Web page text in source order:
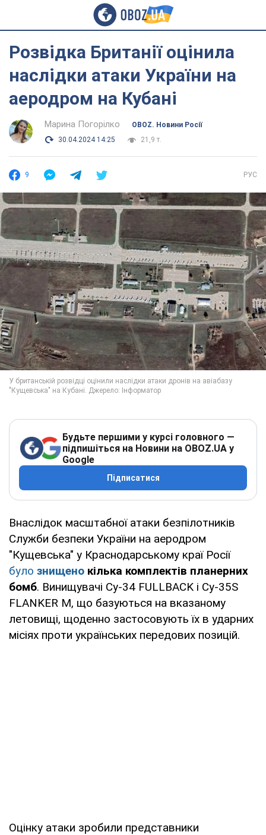
Розвідка Британії оцінила
наслідки атаки України на
аеродром на Кубані
Марина Погорілко
OBOZ. Новини Росії
30.04.2024 14:25
21,9 т.
9 РУС
Будьте першими у курсі головного —
підпишіться на Новини на OBOZ.UA у
Google
Підписатися
Внаслідок масштабної атаки безпілотників
Служби безпеки України на аеродром
"Кущевська" у Краснодарському краї Росії
було знищено кілька комплектів планерних
бомб. Винищувачі Су-34 FULLBACK і Су-35S
FLANKER M, що базуються на вказаному
летовищі, щоденно застосовують їх в ударних
місіях проти українських передових позицій.
Оцінку атаки зробили представники